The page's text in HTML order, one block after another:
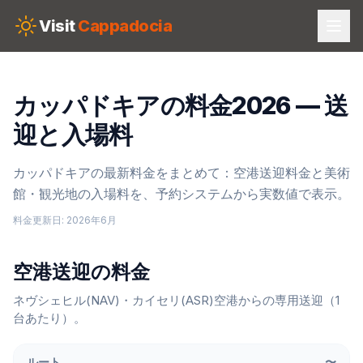
VisitCappadocia
カッパドキアの料金2026 — 送
迎と入場料
カッパドキアの最新料金をまとめて：空港送迎料金と美術
館・観光地の入場料を、予約システムから実数値で表示。
料金更新日 : 2026年6月
空港送迎の料金
ネヴシェヒル(NAV)・カイセリ(ASR)空港からの専用送迎（1
台あたり）。